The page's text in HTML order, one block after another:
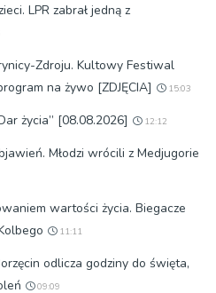
LPR zabrał jedną z
Zdroju. Kultowy Festiwal
na żywo [ZDJĘCIA]
15:03
życia” [08.08.2026] 12:12
Młodzi wrócili z Medjugorie
wartości życia. Biegacze
11:11
odlicza godziny do święta,
09:09